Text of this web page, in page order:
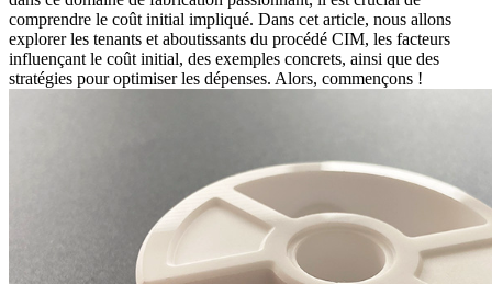
comprendre le coût initial impliqué. Dans cet article, nous allons
explorer les tenants et aboutissants du procédé CIM, les facteurs
influençant le coût initial, des exemples concrets, ainsi que des
stratégies pour optimiser les dépenses. Alors, commençons !